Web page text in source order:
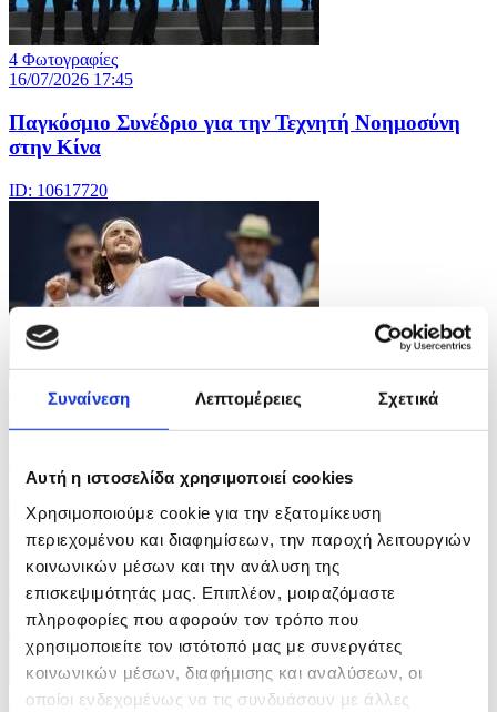
Συναίνεση Λεπτομέρειες Σχετικά
Αυτή η ιστοσελίδα χρησιμοποιεί cookies
Χρησιμοποιούμε cookie για την εξατομίκευση
περιεχομένου και διαφημίσεων, την παροχή λειτουργιών
κοινωνικών μέσων και την ανάλυση της
επισκεψιμότητάς μας. Επιπλέον, μοιραζόμαστε
πληροφορίες που αφορούν τον τρόπο που
χρησιμοποιείτε τον ιστότοπό μας με συνεργάτες
κοινωνικών μέσων, διαφήμισης και αναλύσεων, οι
οποίοι ενδεχομένως να τις συνδυάσουν με άλλες
4 Φωτογραφίες
16/07/2026 17:45
Παγκόσμιο Συνέδριο για την Τεχνητή Νοημοσύνη
στην Κίνα
ID: 10617720
4 Φωτογραφίες
16/07/2026 17:41
5 Φωτογραφίες